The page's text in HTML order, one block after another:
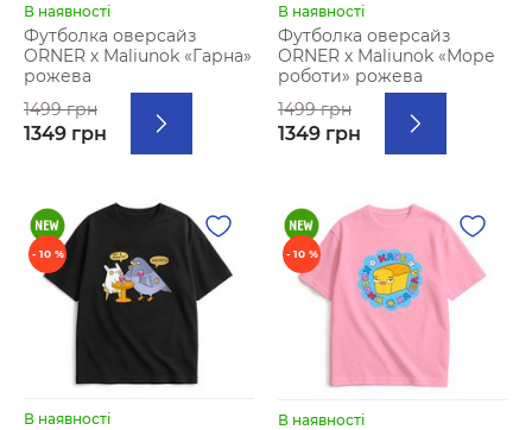
В наявності
Футболка оверсайз
ORNER х Maliunok «Гарна»
рожева
1499 грн
1349 грн
В наявності
Футболка оверсайз
ORNER х Maliunok «Море
роботи» рожева
1499 грн
1349 грн
- 10 %
В наявності
- 10 %
В наявності